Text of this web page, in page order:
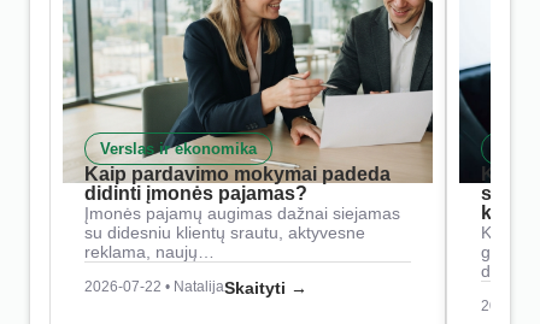
Verslas ir ekonomika
Kaip pardavimo mokymai padeda
didinti įmonės pajamas?
Įmonės pajamų augimas dažnai siejamas
su didesniu klientų srautu, aktyvesne
reklama, naujų…
2026-07-22 • NatalijaSkaityti →
Kaip
2026-